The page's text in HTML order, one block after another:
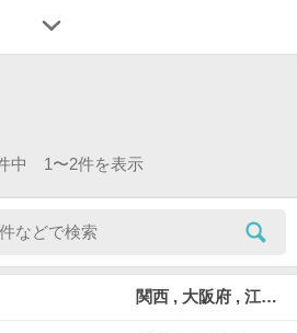
中 1〜2件を表示
関西 , 大阪府 , 江坂